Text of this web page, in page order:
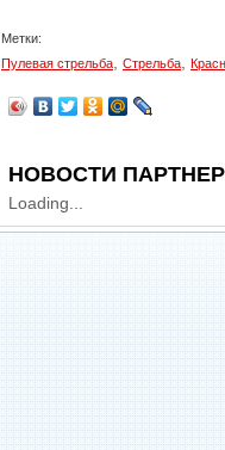
Метки:
Пулевая стрельба
Стрельба
НОВОСТИ
Loading...